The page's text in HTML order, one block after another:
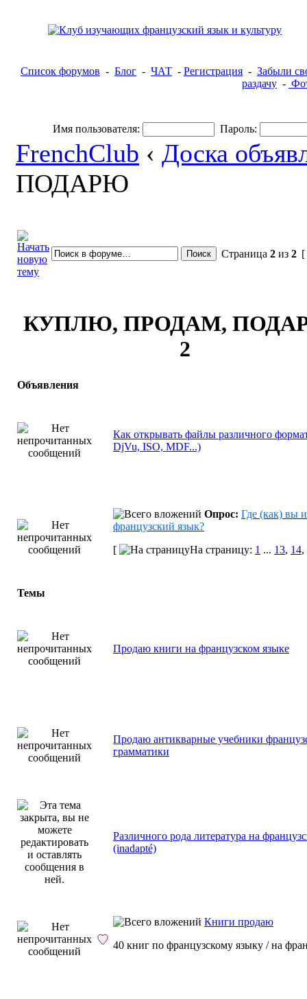
Список форумов - Блог - ЧАТ - Регистрация - Забыли
раздачу -
Имя пользователя: Пароль:
FrenchClub ‹ Доска
ПОДАРЮ
Страница 2 из 2 [
КУПЛЮ, ПРОДАМ,
2
Объявления
Как открывать файлы различного
DjVu, ISO, MDF...)
Опрос: Где (как) вы
французский язык?
[
На страницу: 1 ... 13, 14,
Темы
Продаю книги на французском языке
Продаю антикварные учебники
грамматики
Различного рода литература на
(inadapté)
Книги продаю
40 книг по французскому языку / на